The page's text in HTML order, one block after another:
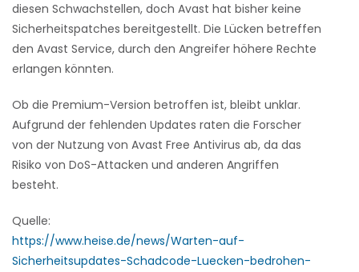
diesen Schwachstellen, doch Avast hat bisher keine
Sicherheitspatches bereitgestellt. Die Lücken betreffen
den Avast Service, durch den Angreifer höhere Rechte
erlangen könnten.
Ob die Premium-Version betroffen ist, bleibt unklar.
Aufgrund der fehlenden Updates raten die Forscher
von der Nutzung von Avast Free Antivirus ab, da das
Risiko von DoS-Attacken und anderen Angriffen
besteht.
Quelle:
https://www.heise.de/news/Warten-auf-
Sicherheitsupdates-Schadcode-Luecken-bedrohen-